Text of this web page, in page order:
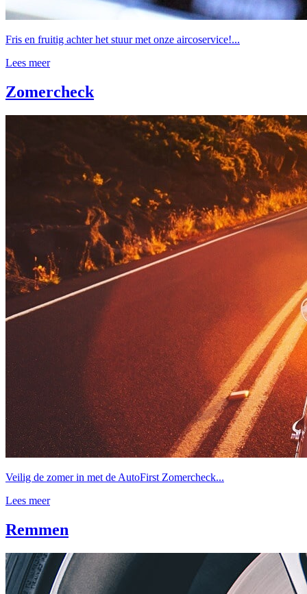
Fris en fruitig achter het stuur met onze aircoservice!...
Lees meer
Zomercheck
Veilig de zomer in met de AutoFirst Zomercheck...
Lees meer
Remmen